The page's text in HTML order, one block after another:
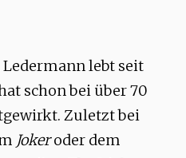
lebt seit
schon bei über 70
Zuletzt bei
Jokeroder dem